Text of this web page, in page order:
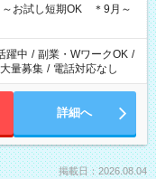
お試し短期OK ＊9月～
躍中 / 副業・WワークOK /
量募集 / 電話対応なし
詳細へ
掲載日：2026.08.04